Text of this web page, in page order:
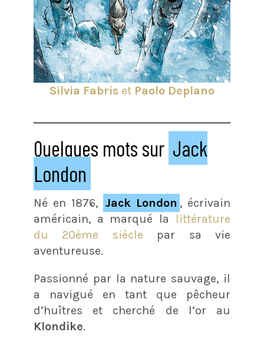
Silvia Fabriset Paolo Deplano
Quelques mots sur Jack
London
Né en 1876, Jack London , écrivain
américain, a marqué la littérature
du 20ème siècle par sa vie
aventureuse.
Passionné par la nature sauvage, il
a navigué en tant que pêcheur
d’huîtres et cherché de l’or au
Klondike.